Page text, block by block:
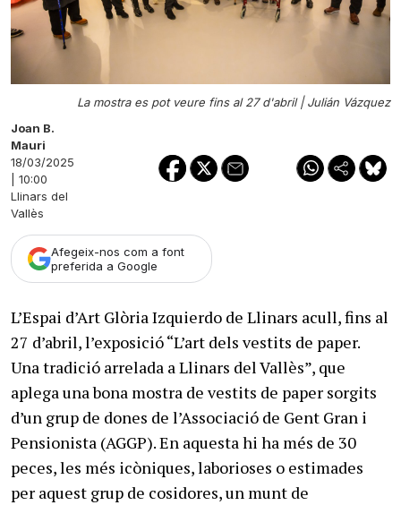
La mostra es pot veure fins al 27 d'abril |Julián Vázquez
Joan B.
Mauri
18/03/2025
| 10:00
Llinars del
Vallès
Afegeix-nos com a font
preferida a Google
L’Espai d’Art Glòria Izquierdo de Llinars acull, fins al
27 d’abril, l’exposició “L’art dels vestits de paper.
Una tradició arrelada a Llinars del Vallès”, que
aplega una bona mostra de vestits de paper sorgits
d’un grup de dones de l’Associació de Gent Gran i
Pensionista (AGGP). En aquesta hi ha més de 30
peces, les més icòniques, laborioses o estimades
per aquest grup de cosidores, un munt de